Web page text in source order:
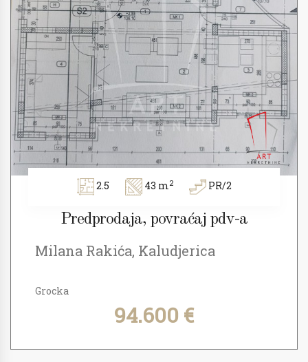
2.5 43 m2 PR/2
Predprodaja, povraćaj pdv-a
Milana Rakića, Kaludjerica
Grocka
94.600 €